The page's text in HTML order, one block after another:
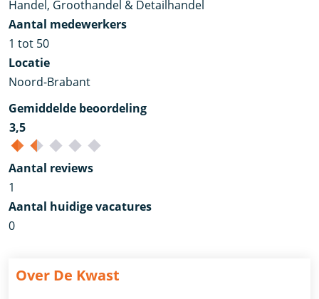
Handel, Groothandel & Detailhandel
Aantal medewerkers
1 tot 50
Locatie
Noord-Brabant
Gemiddelde beoordeling
3,5
Aantal reviews
1
Aantal huidige vacatures
0
Over De Kwast